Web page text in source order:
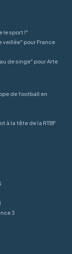
le sport !"
veillée" pour France
de singe" pour Arte
de football en
à la tête de la RTBF
3